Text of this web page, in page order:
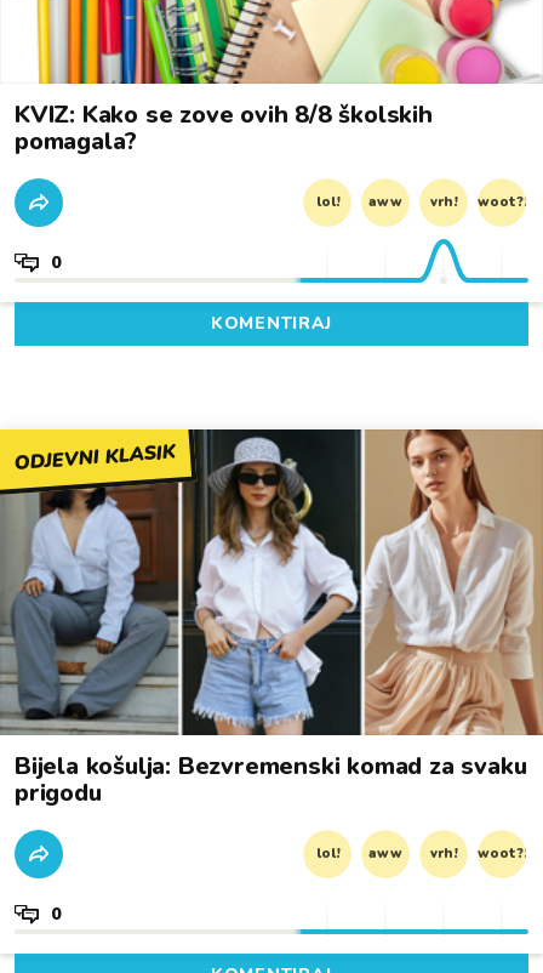
KVIZ: Kako se zove ovih 8/8 školskih
pomagala?
lol! aww vrh! woot?!
0
KOMENTIRAJ
ODJEVNI KLASIK
Bijela košulja: Bezvremenski komad za svaku
prigodu
lol! aww vrh! woot?!
0